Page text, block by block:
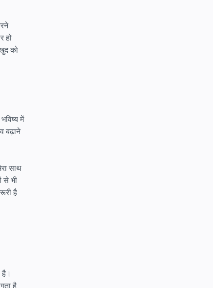
हो
को
में
बढ़ाने
साथ
से भी
है